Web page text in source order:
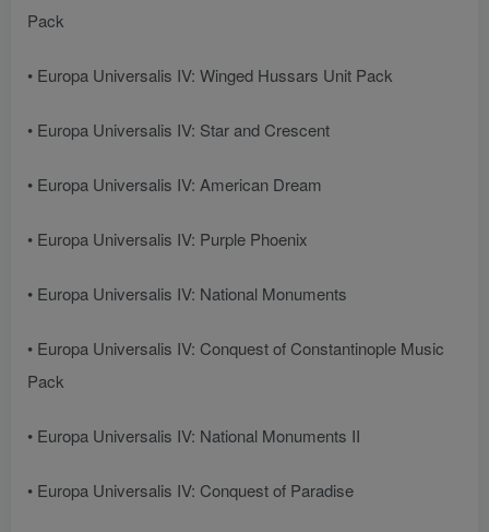
Pack
• Europa Universalis IV: Winged Hussars Unit Pack
• Europa Universalis IV: Star and Crescent
• Europa Universalis IV: American Dream
• Europa Universalis IV: Purple Phoenix
• Europa Universalis IV: National Monuments
• Europa Universalis IV: Conquest of Constantinople Music
Pack
• Europa Universalis IV: National Monuments II
• Europa Universalis IV: Conquest of Paradise